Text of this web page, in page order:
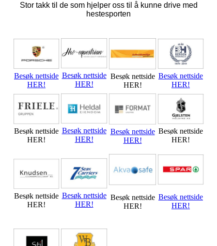
Stor takk til de som hjelper oss til å kunne drive med
hestesporten
Besøk nettside
HER!
Besøk nettside
HER!
Besøk nettside
HER!
Besøk nettside
HER!
Besøk nettside
HER!
Besøk nettside
HER!
Besøk nettside
HER!
Besøk nettside
HER!
Besøk nettside
HER!
Besøk nettside
HER!
Besøk nettside
HER!
Besøk nettside
HER!